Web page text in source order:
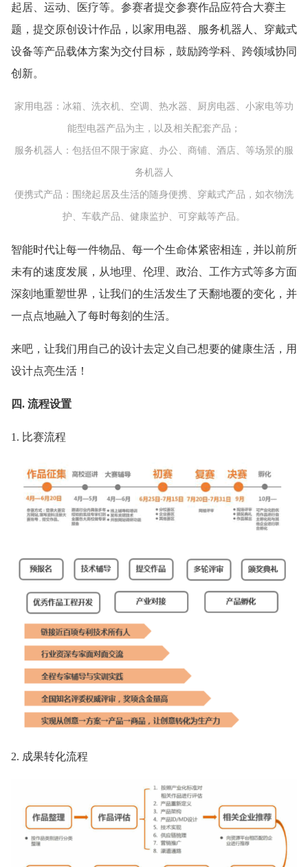
起居、运动、医疗等。参赛者提交参赛作品应符合大赛主
题，提交原创设计作品，以家用电器、服务机器人、穿戴式
设备等产品载体方案为交付目标，鼓励跨学科、跨领域协同
创新。
家用电器：冰箱、洗衣机、空调、热水器、厨房电器、小家电等功
能型电器产品为主，以及相关配套产品；
服务机器人：包括但不限于家庭、办公、商铺、酒店、等场景的服
务机器人
便携式产品：围绕起居及生活的随身便携、穿戴式产品，如衣物洗
护、车载产品、健康监护、可穿戴等产品。
智能时代让每一件物品、每一个生命体紧密相连，并以前所
未有的速度发展，从地理、伦理、政治、工作方式等多方面
深刻地重塑世界，让我们的生活发生了天翻地覆的变化，并
一点点地融入了每时每刻的生活。
来吧，让我们用自己的设计去定义自己想要的健康生活，用
设计点亮生活！
四. 流程设置
1. 比赛流程
2. 成果转化流程